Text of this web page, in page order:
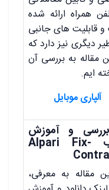
همراه ارائه شده
قابلیت های جانبی
دیگری نیز دارد که
مقاله به بررسی آن
ایم.
آلپاری موبایل
و آموزش
نصب Alpari Fix-
مقاله به معرفی،